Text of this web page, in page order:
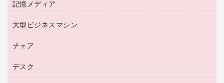
プリンタ用リボン
トナーカートリッジ
コピートナー
インクカートリッジ
ラベル用紙
プロッター用紙
ハガキ用紙
その他コピー用紙・プリンタ用紙
マウスパッド
マウス
パソコンバッグ／収納用品
ネットワーク／ＬＡＮ機器
電話機
レーザープリンタ／複合機
メモリーカード
プロジェクタ
ファクシミリ
記憶メディア
ブルーレイディスク
ＣＤ－ＲＷ
ＣＤ－Ｒ
大型ビジネスマシン
プリンタ
チェア
応接イス・ベンチ
デスク